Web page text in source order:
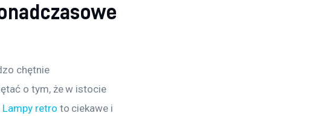
chętnie
o tym, że w istocie
Lampy retro to ciekawe i